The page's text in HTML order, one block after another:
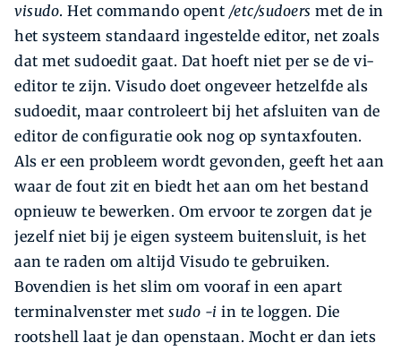
visudo. Het commando opent /etc/sudoers met de in
het systeem standaard ingestelde editor, net zoals
dat met sudoedit gaat. Dat hoeft niet per se de vi-
editor te zijn. Visudo doet ongeveer hetzelfde als
sudoedit, maar controleert bij het afsluiten van de
editor de configuratie ook nog op syntaxfouten.
Als er een probleem wordt gevonden, geeft het aan
waar de fout zit en biedt het aan om het bestand
opnieuw te bewerken. Om ervoor te zorgen dat je
jezelf niet bij je eigen systeem buitensluit, is het
aan te raden om altijd Visudo te gebruiken.
Bovendien is het slim om vooraf in een apart
terminalvenster met sudo -i in te loggen. Die
rootshell laat je dan openstaan. Mocht er dan iets